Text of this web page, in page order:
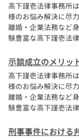
高下謹壱法律事務所
様のお悩み解決に尽
離婚・企業法務など
験豊富な高下謹壱法
示談成立のメリッ
高下謹壱法律事務所
様のお悩み解決に尽
離婚・企業法務など
験豊富な高下謹壱法
刑事事件における